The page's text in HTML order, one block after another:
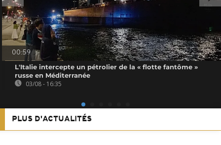
00:59
L'Italie intercepte un pétrolier de la « flotte fantôme »
russe en Méditerranée
03/08 - 16:35
PLUS D'ACTUALITÉS